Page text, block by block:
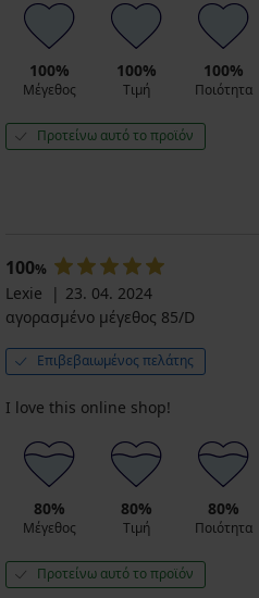
100%
Μέγεθος
100%
Τιμή
100%
Ποιότητα
Προτείνω αυτό το προϊόν
100%
Lexie
23. 04. 2024
αγορασμένο μέγεθος 85/D
Επιβεβαιωμένος πελάτης
I love this online shop!
80%
Μέγεθος
80%
Τιμή
80%
Ποιότητα
Προτείνω αυτό το προϊόν